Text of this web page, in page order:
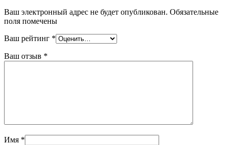
Ваш электронный адрес не будет опубликован. Обязательные
поля помечены
Ваш рейтинг *
Ваш отзыв *
Имя *